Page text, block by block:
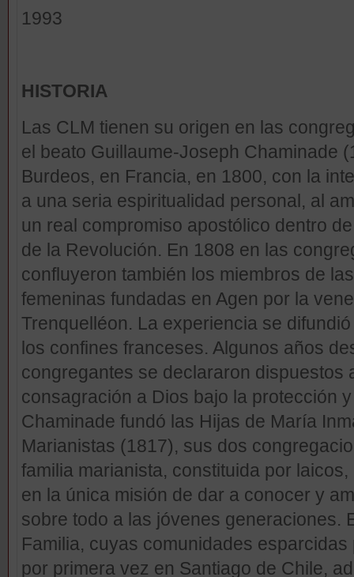
1993
HISTORIA
Las CLM tienen su origen en las
el beato Guillaume-Joseph Chaminade
Burdeos, en Francia, en 1800, con la
a una seria espiritualidad personal, al
un real compromiso apostólico dentro
de la Revolución. En 1808 en las
confluyeron también los miembros de
femeninas fundadas en Agen por la
Trenquelléon. La experiencia se
los confines franceses. Algunos años
congregantes se declararon dispuestos
consagración a Dios bajo la protección
Chaminade fundó las Hijas de María
Marianistas (1817), sus dos
familia marianista, constituida por
en la única misión de dar a conocer y
sobre todo a las jóvenes generaciones.
Familia, cuyas comunidades
por primera vez en Santiago de Chile,